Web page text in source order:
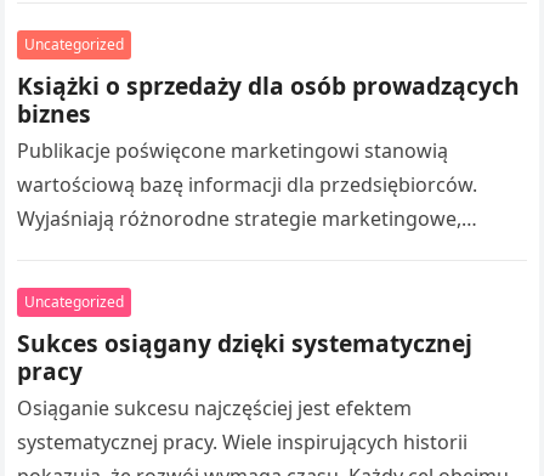
organizacją pracy oraz osiąganiem…
Uncategorized
Książki o sprzedaży dla osób prowadzących
biznes
Publikacje poświęcone marketingowi stanowią
wartościową bazę informacji dla przedsiębiorców.
Wyjaśniają różnorodne strategie marketingowe,
pozyskiwaniem klientów. Czytanie takich publikacji
umożliwia rozszerzaniu wiedzy z…
Uncategorized
Sukces osiągany dzięki systematycznej
pracy
Osiąganie sukcesu najczęściej jest efektem
systematycznej pracy. Wiele inspirujących historii